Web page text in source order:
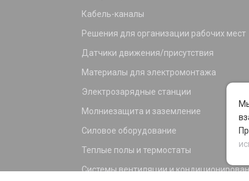
Кабель-каналы
Решения для организации рабочих мест
Датчики движения/присутствия
Материалы для электромонтажа
Электрозарядные станции
Молниезащита и заземление
Силовое оборудование
Теплые полы и термостаты
Системы вентиляции и